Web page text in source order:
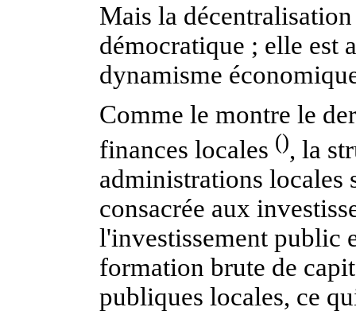
Mais la décentralisation
démocratique ; elle est
dynamisme
Comme le montre le
finances locales (), la
administrations locales
consacrée aux
l'investissement public
formation brute de
publiques locales, ce